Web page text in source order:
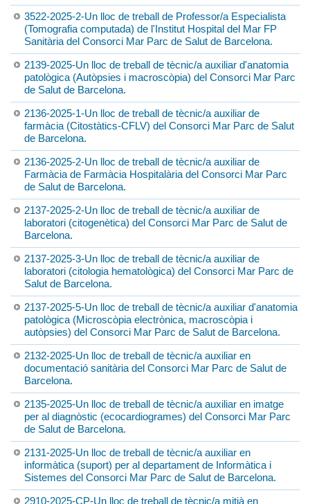
3522-2025-2-Un lloc de treball de Professor/a Especialista
(Tomografia computada) de l'Institut Hospital del Mar FP
Sanitària del Consorci Mar Parc de Salut de Barcelona.
2139-2025-Un lloc de treball de tècnic/a auxiliar d'anatomia
patològica (Autòpsies i macroscòpia) del Consorci Mar Parc
de Salut de Barcelona.
2136-2025-1-Un lloc de treball de tècnic/a auxiliar de
farmàcia (Citostàtics-CFLV) del Consorci Mar Parc de Salut
de Barcelona.
2136-2025-2-Un lloc de treball de tècnic/a auxiliar de
Farmàcia de Farmàcia Hospitalària del Consorci Mar Parc
de Salut de Barcelona.
2137-2025-2-Un lloc de treball de tècnic/a auxiliar de
laboratori (citogenètica) del Consorci Mar Parc de Salut de
Barcelona.
2137-2025-3-Un lloc de treball de tècnic/a auxiliar de
laboratori (citologia hematològica) del Consorci Mar Parc de
Salut de Barcelona.
2137-2025-5-Un lloc de treball de tècnic/a auxiliar d'anatomia
patològica (Microscòpia electrònica, macroscòpia i
autòpsies) del Consorci Mar Parc de Salut de Barcelona.
2132-2025-Un lloc de treball de tècnic/a auxiliar en
documentació sanitària del Consorci Mar Parc de Salut de
Barcelona.
2135-2025-Un lloc de treball de tècnic/a auxiliar en imatge
per al diagnòstic (ecocardiogrames) del Consorci Mar Parc
de Salut de Barcelona.
2131-2025-Un lloc de treball de tècnic/a auxiliar en
informàtica (suport) per al departament de Informàtica i
Sistemes del Consorci Mar Parc de Salut de Barcelona.
2910-2025-CP-Un lloc de treball de tècnic/a mitjà en